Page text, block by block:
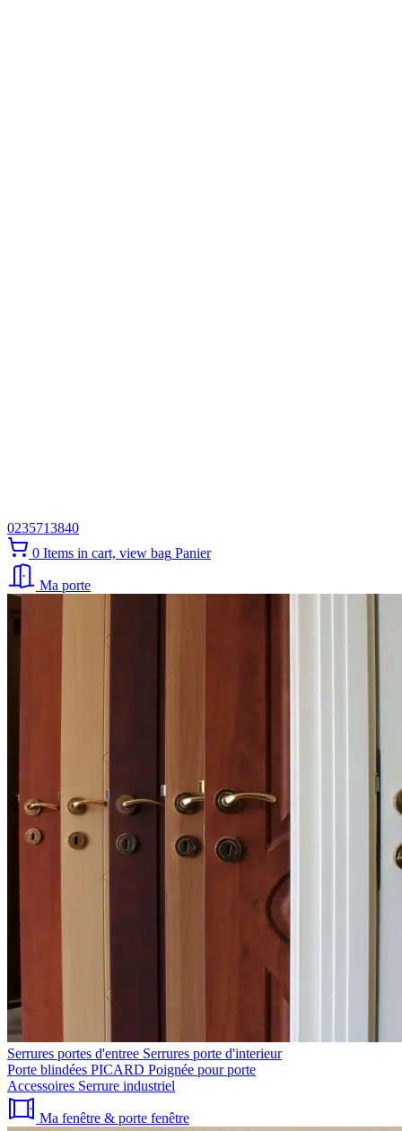
0235713840
0 Items in cart, view bag Panier
Ma porte
Serrures portes d'entree Serrures porte d'interieur
Porte blindées PICARD Poignée pour porte
Accessoires Serrure industriel
Ma fenêtre & porte fenêtre